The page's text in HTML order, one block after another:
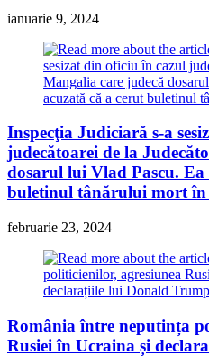
ianuarie 9, 2024
Inspecţia Judiciară s-a
judecătoarei de la
dosarul lui Vlad Pascu. Ea
buletinul tânărului mort în
februarie 23, 2024
România între neputința
Rusiei în Ucraina și